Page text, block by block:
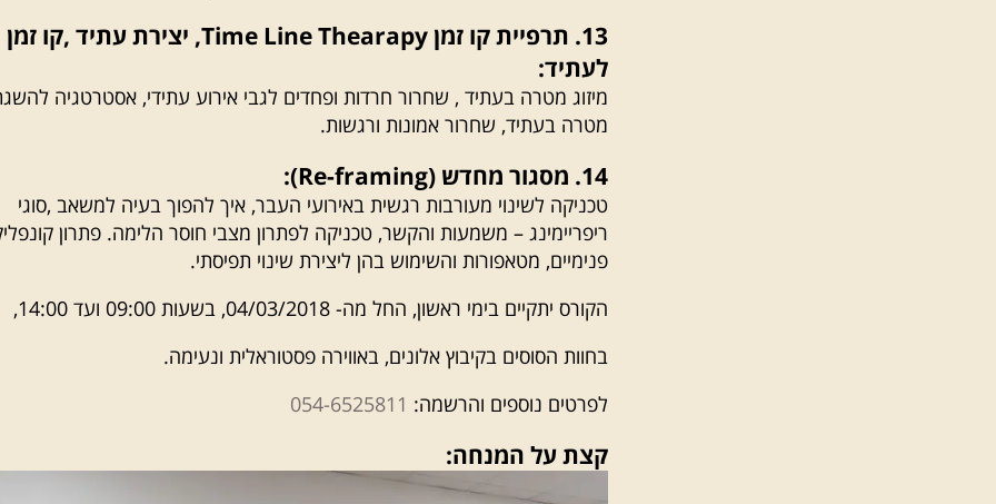
13. תרפיית קו זמן Time Line Thearapy, יצירת עתיד ,קו זמן
לעתיד:
מיזוג מטרה בעתיד , שחרור חרדות ופחדים לגבי אירוע עתידי, אסטרטגיה
מטרה בעתיד, שחרור אמונות ורגשות.
14. מסגור מחדש (Re-framing):
טכניקה לשינוי מעורבות רגשית באירועי העבר, איך להפוך בעיה למשאב ,סוגי
ריפריימינג – משמעות והקשר, טכניקה לפתרון מצבי חוסר הלימה. פתרון
פנימיים, מטאפורות והשימוש בהן ליצירת שינוי תפיסתי.
הקורס יתקיים בימי ראשון, החל מה- 04/03/2018, בשעות 09:00 ועד 14:00,
בחוות הסוסים בקיבוץ אלונים, באווירה פסטוראלית ונעימה.
לפרטים נוספים והרשמה: 054-6525811
קצת על המנחה: